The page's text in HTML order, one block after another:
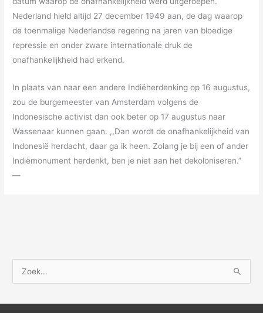
Nederland hield altijd 27 december 1949 aan, de dag waarop
de toenmalige Nederlandse regering na jaren van bloedige
repressie en onder zware internationale druk de
onafhankelijkheid had erkend.
In plaats van naar een andere Indiëherdenking op 16 augustus,
zou de burgemeester van Amsterdam volgens de
Indonesische activist dan ook beter op 17 augustus naar
Wassenaar kunnen gaan. ,,Dan wordt de onafhankelijkheid van
Indonesië herdacht, daar ga ik heen. Zolang je bij een of ander
Indiëmonument herdenkt, ben je niet aan het dekoloniseren.”
—
o